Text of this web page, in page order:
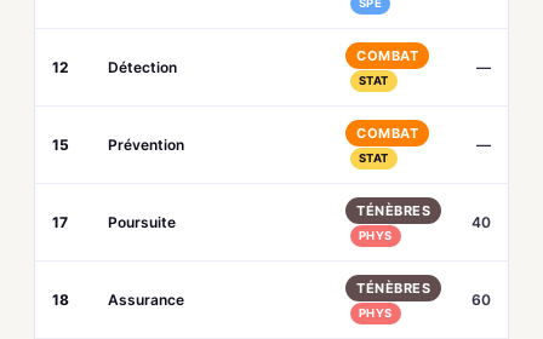
SPÉ
12 Détection
COMBAT
STAT
—
15 Prévention
COMBAT
STAT
—
17 Poursuite
TÉNÈBRES
PHYS
40
18 Assurance
TÉNÈBRES
PHYS
60